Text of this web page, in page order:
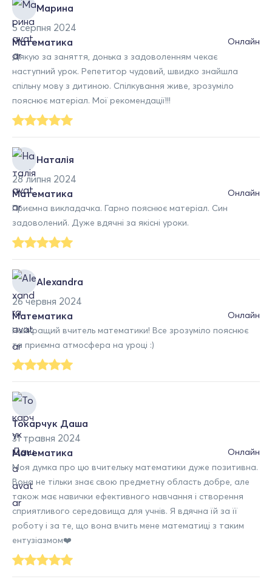
Марина
5 серпня 2024
Онлайн
Математика
Дякую за заняття, донька з задоволенням чекає
наступний урок. Репетитор чудовий, швидко знайшла
спільну мову з дитиною. Спілкування живе, зрозуміло
пояснює матеріал. Мої рекомендації!!!
Наталія
28 липня 2024
Онлайн
Математика
Приємна викладачка. Гарно пояснює матеріал. Син
задоволений. Дуже вдячні за якісні уроки.
Alexandra
26 червня 2024
Онлайн
Математика
Найкращий вчитель математики! Все зрозуміло пояснює
та приємна атмосфера на уроці :)
Токарчук Даша
31 травня 2024
Онлайн
Математика
Моя думка про цю вчительку математики дуже позитивна.
Вона не тільки знає свою предметну область добре, але
також має навички ефективного навчання і створення
сприятливого середовища для учнів. Я вдячна їй за її
роботу і за те, що вона вчить мене математиці з таким
ентузіазмом❤️